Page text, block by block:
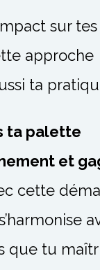
sur
approche
ta
ta palette
et
cette
que tu